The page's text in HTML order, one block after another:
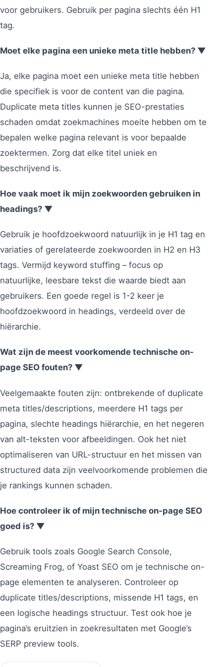
voor gebruikers. Gebruik per pagina slechts één H1
tag.
Moet elke pagina een unieke meta title hebben? ▼
Ja, elke pagina moet een unieke meta title hebben
die specifiek is voor de content van die pagina.
Duplicate meta titles kunnen je SEO-prestaties
schaden omdat zoekmachines moeite hebben om te
bepalen welke pagina relevant is voor bepaalde
zoektermen. Zorg dat elke titel uniek en
beschrijvend is.
Hoe vaak moet ik mijn zoekwoorden gebruiken in
headings? ▼
Gebruik je hoofdzoekwoord natuurlijk in je H1 tag en
variaties of gerelateerde zoekwoorden in H2 en H3
tags. Vermijd keyword stuffing – focus op
natuurlijke, leesbare tekst die waarde biedt aan
gebruikers. Een goede regel is 1-2 keer je
hoofdzoekwoord in headings, verdeeld over de
hiërarchie.
Wat zijn de meest voorkomende technische on-
page SEO fouten? ▼
Veelgemaakte fouten zijn: ontbrekende of duplicate
meta titles/descriptions, meerdere H1 tags per
pagina, slechte headings hiërarchie, en het negeren
van alt-teksten voor afbeeldingen. Ook het niet
optimaliseren van URL-structuur en het missen van
structured data zijn veelvoorkomende problemen die
je rankings kunnen schaden.
Hoe controleer ik of mijn technische on-page SEO
goed is? ▼
Gebruik tools zoals Google Search Console,
Screaming Frog, of Yoast SEO om je technische on-
page elementen te analyseren. Controleer op
duplicate titles/descriptions, missende H1 tags, en
een logische headings structuur. Test ook hoe je
pagina’s eruitzien in zoekresultaten met Google’s
SERP preview tools.